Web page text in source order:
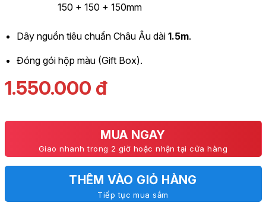
150 + 150 + 150mm
Dây nguồn tiêu chuẩn Châu Âu dài1.5m.
Đóng gói hộp màu (Gift Box).
1.550.000 đ
MUA NGAY
Giao nhanh trong 2 giờ hoặc nhận tại cửa hàng
THÊM VÀO GIỎ HÀNG
Tiếp tục mua sắm